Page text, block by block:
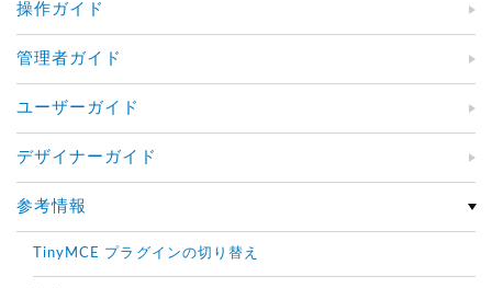
操作ガイド
管理者ガイド
ユーザーガイド
デザイナーガイド
参考情報
TinyMCE プラグインの切り替え